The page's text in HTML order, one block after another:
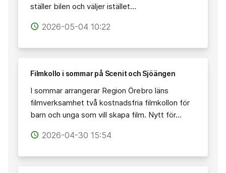
ställer bilen och väljer istället…
access_time 2026-05-04 10:22
Filmkollo i sommar på Scenit och Sjöängen
I sommar arrangerar Region Örebro läns
filmverksamhet två kostnadsfria filmkollon för
barn och unga som vill skapa film. Nytt för…
access_time 2026-04-30 15:54